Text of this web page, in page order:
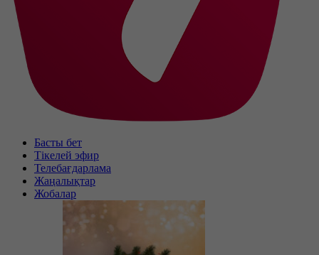
Басты бет
Тікелей эфир
Телебағдарлама
Жаңалықтар
Жобалар